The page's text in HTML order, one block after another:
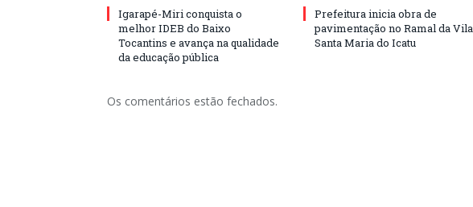
Igarapé-Miri conquista o
melhor IDEB do Baixo
Tocantins e avança na qualidade
da educação pública
Prefeitura inicia obra de
pavimentação no Ramal da Vila
Santa Maria do Icatu
Os comentários estão fechados.